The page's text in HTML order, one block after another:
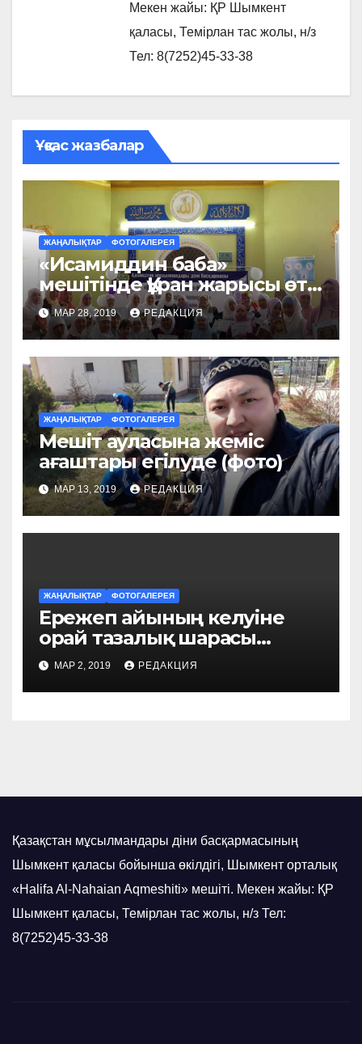
Мекен жайы: ҚР Шымкент
қаласы, Темірлан тас жолы, н/з
Тел: 8(7252)45-33-38
Ұқсас жазбалар
ЖАҢАЛЫҚТАР ФОТОГАЛЕРЕЯ
«Исамиддин баба»
мешітінде Құран жарысы өтті
(фото)
МАР 28, 2019 РЕДАКЦИЯ
ЖАҢАЛЫҚТАР ФОТОГАЛЕРЕЯ
Мешіт ауласына жеміс
ағаштары егілуде (фото)
МАР 13, 2019 РЕДАКЦИЯ
ЖАҢАЛЫҚТАР ФОТОГАЛЕРЕЯ
Ережеп айының келуіне
орай тазалық шарасы
ұйымдастырылды (фото)
МАР 2, 2019 РЕДАКЦИЯ
Қазақстан мұсылмандары діни басқармасының
Шымкент қаласы бойынша өкілдігі, Шымкент орталық
«Halifa Al-Nahaian Aqmeshiti» мешіті. Мекен жайы: ҚР
Шымкент қаласы, Темірлан тас жолы, н/з Тел:
8(7252)45-33-38